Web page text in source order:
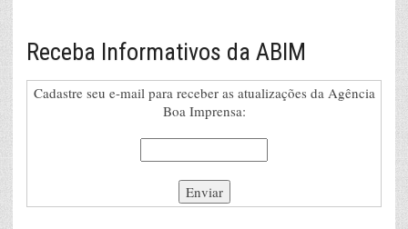
Receba Informativos da ABIM
Cadastre seu e-mail para receber as atualizações da Agência
Boa Imprensa: